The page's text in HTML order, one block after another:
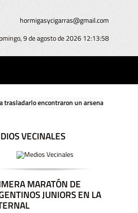
hormigasycigarras@gmail.com
9 de agosto de 202612:13:59
un arsenal nazi en su casa
VECINALES
MARATÓN DE
JUNIORS EN LA